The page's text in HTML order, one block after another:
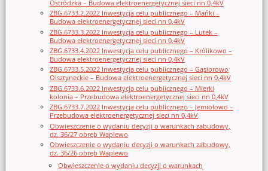
Ostródzka – Budowa elektroenergetycznej sieci nn 0,4kV
ZBG.6733.2.2022 Inwestycja celu publicznego – Mańki –
Budowa elektroenergetycznej sieci nn 0,4kV
ZBG.6733.3.2022 Inwestycja celu publicznego – Lutek –
Budowa elektroenergetycznej sieci nn 0,4kV
ZBG.6733.4.2022 Inwestycja celu publicznego – Królikowo –
Budowa elektroenergetycznej sieci nn 0,4kV
ZBG.6733.5.2022 Inwestycja celu publicznego – Gąsiorowo
Olsztyneckie – Budowa elektroenergetycznej sieci nn 0,4kV
ZBG.6733.6.2022 Inwestycja celu publicznego – Mierki
kolonia – Przebudowa elektroenergetycznej sieci nn 0,4kV
ZBG.6733.7.2022 Inwestycja celu publicznego – Jemiołowo –
Przebudowa elektroenergetycznej sieci nn 0,4kV
Obwieszczenie o wydaniu decyzji o warunkach zabudowy,
dz. 36/27 obręb Waplewo
Obwieszczenie o wydaniu decyzji o warunkach zabudowy,
dz. 36/26 obręb Waplewo
Obwieszczenie o wydaniu decyzji o warunkach